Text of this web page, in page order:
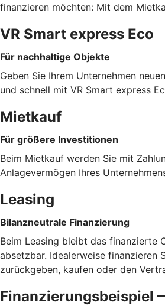
finanzieren möchten: Mit dem
VR Smart express Eco
Für nachhaltige Objekte
Geben Sie Ihrem Unternehmen
und schnell mit VR Smart express
Mietkauf
Für größere Investitionen
Beim Mietkauf werden Sie mit
Anlagevermögen Ihres
Leasing
Bilanzneutrale Finanzierung
Beim Leasing bleibt das finanzierte
absetzbar. Idealerweise finanzieren
zurückgeben, kaufen oder den
Finanzierungsbeispiel